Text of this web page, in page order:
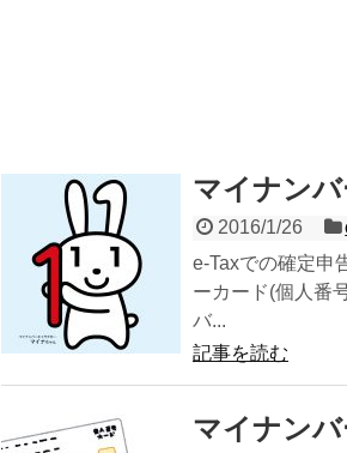
マイナン
2016/1/26
e-Taxでの確定申
ーカード(個人番
バ...
記事を読む
マイナン